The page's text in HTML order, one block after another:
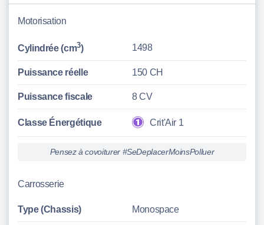
Motorisation
Cylindrée (cm3) 1498
Puissance réelle 150 CH
Puissance fiscale 8 CV
Classe Énergétique Crit'Air 1
Pensez à covoiturer #SeDeplacerMoinsPolluer
Carrosserie
Type (Chassis) Monospace